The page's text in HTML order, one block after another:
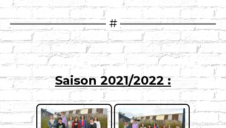
Saison 2021/2022 :